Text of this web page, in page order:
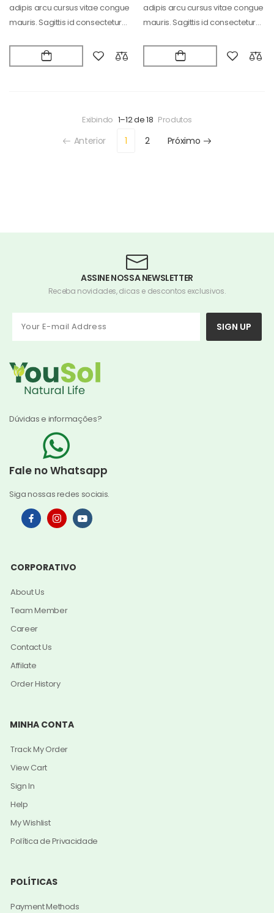
adipis arcu cursus vitae congue
mauris. Sagittis id consectetur
adipis arcu cursus vitae congue
mauris. Sagittis id consectetur
Exibindo 1–12 de 18 Produtos
Anterior 1 2 Próximo
ASSINE NOSSA NEWSLETTER
Receba novidades, dicas e descontos exclusivos.
SIGN UP
Dúvidas e informações?
Fale no Whatsapp
Siga nossas redes sociais.
CORPORATIVO
About Us
Team Member
Career
Contact Us
Affilate
Order History
MINHA CONTA
Track My Order
View Cart
Sign In
Help
My Wishlist
Política de Privacidade
POLÍTICAS
Payment Methods